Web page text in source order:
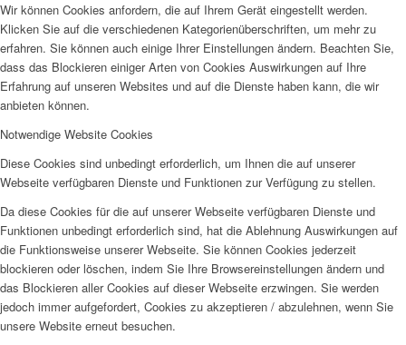
Wir können Cookies anfordern, die auf Ihrem Gerät eingestellt werden.
Klicken Sie auf die verschiedenen Kategorienüberschriften, um mehr zu
erfahren. Sie können auch einige Ihrer Einstellungen ändern. Beachten Sie,
dass das Blockieren einiger Arten von Cookies Auswirkungen auf Ihre
Erfahrung auf unseren Websites und auf die Dienste haben kann, die wir
anbieten können.
Notwendige Website Cookies
Diese Cookies sind unbedingt erforderlich, um Ihnen die auf unserer
Webseite verfügbaren Dienste und Funktionen zur Verfügung zu stellen.
Da diese Cookies für die auf unserer Webseite verfügbaren Dienste und
Funktionen unbedingt erforderlich sind, hat die Ablehnung Auswirkungen auf
die Funktionsweise unserer Webseite. Sie können Cookies jederzeit
blockieren oder löschen, indem Sie Ihre Browsereinstellungen ändern und
das Blockieren aller Cookies auf dieser Webseite erzwingen. Sie werden
jedoch immer aufgefordert, Cookies zu akzeptieren / abzulehnen, wenn Sie
unsere Website erneut besuchen.